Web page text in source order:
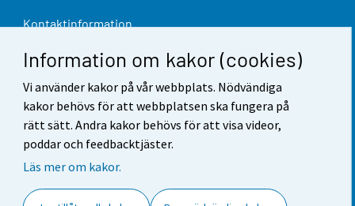
Information om kakor (cookies)
Vi använder kakor på vår webbplats. Nödvändiga
kakor behövs för att webbplatsen ska fungera på
rätt sätt. Andra kakor behövs för att visa videor,
poddar och feedbacktjäster.
Läs mer om kakor.
Kontaktinformation
Respons
Användarvillkor
Dataskydd
Tillgänglighet